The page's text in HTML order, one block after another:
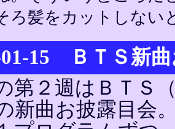
ろ髪をカットしない
01-15 ＢＴＳ新
第２週はＢＴＳ
新曲お披露目会